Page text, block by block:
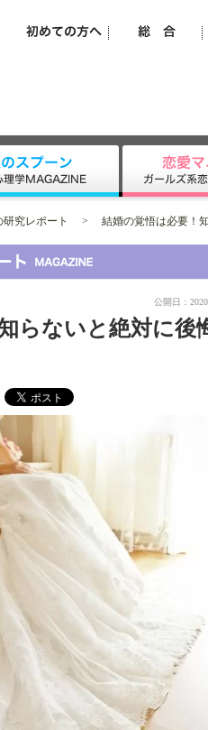
究レポート > 結婚の覚悟は必要！
公開日：
らないと絶対に後